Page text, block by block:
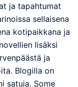
ja tapahtumat
sellaisena
kotipaikkana ja
lisäksi
ja
Blogilla on
satuja. Some